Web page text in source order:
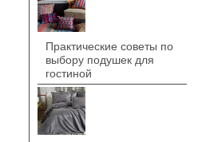
Практические советы по
выбору подушек для
гостиной